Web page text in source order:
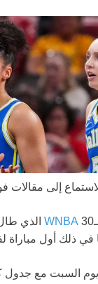
إلى مقالات
WNBA الذي
في ذلك أول مباراة
السبت مع جدول